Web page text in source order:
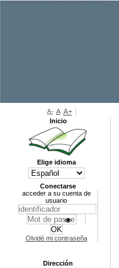
A- A A+
Inicio
Elige idioma
Conectarse
acceder a su cuenta de
usuario
Olvidé mi contraseña
Dirección